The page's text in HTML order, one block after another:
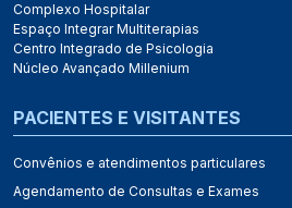
Complexo Hospitalar
Espaço Integrar Multiterapias
Centro Integrado de Psicologia
Núcleo Avançado Millenium
PACIENTES E VISITANTES
Convênios e atendimentos particulares
Agendamento de Consultas e Exames